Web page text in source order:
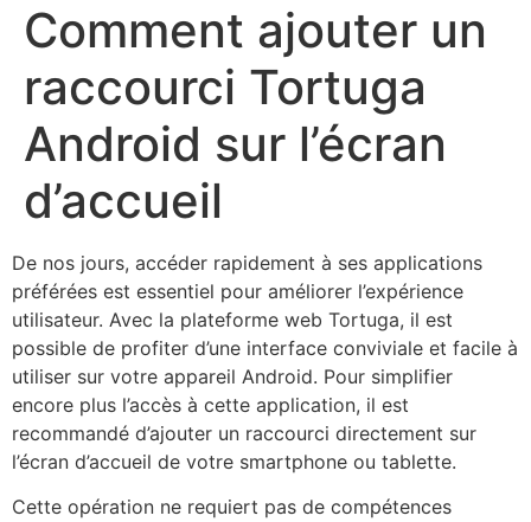
Comment ajouter un
raccourci Tortuga
Android sur l’écran
d’accueil
De nos jours, accéder rapidement à ses applications
préférées est essentiel pour améliorer l’expérience
utilisateur. Avec la plateforme web Tortuga, il est
possible de profiter d’une interface conviviale et facile à
utiliser sur votre appareil Android. Pour simplifier
encore plus l’accès à cette application, il est
recommandé d’ajouter un raccourci directement sur
l’écran d’accueil de votre smartphone ou tablette.
Cette opération ne requiert pas de compétences